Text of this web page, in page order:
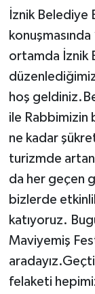
İznik Belediye
ortamda İznik
hoş
ile Rabbimizin
ne kadar
turizmde artan
da her geçen
bizlerde
katıyoruz.
Maviyemiş
felaketi